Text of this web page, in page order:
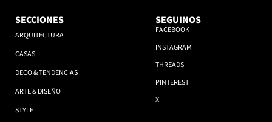
SECCIONES
ARQUITECTURA
CASAS
DECO & TENDENCIAS
ARTE & DISEÑO
STYLE
SEGUINOS
FACEBOOK
INSTAGRAM
THREADS
PINTEREST
X